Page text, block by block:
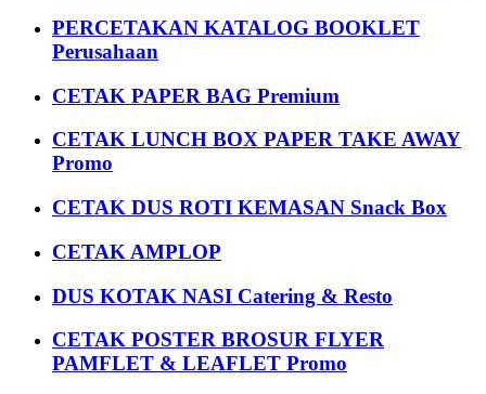
PERCETAKAN KATALOG BOOKLET
Perusahaan
CETAK PAPER BAG Premium
CETAK LUNCH BOX PAPER TAKE AWAY
Promo
CETAK DUS ROTI KEMASAN Snack Box
CETAK AMPLOP
DUS KOTAK NASI Catering & Resto
CETAK POSTER BROSUR FLYER
PAMFLET & LEAFLET Promo